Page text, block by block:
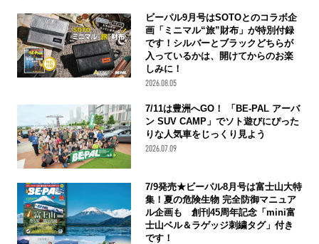
ビーパル9月号はSOTOとのコラボ企
画「ミニマル“旅”財布」が特別付録
です！シルバーとブラックどちらが
入っているかは、開けてからのお楽
しみに！
2026.08.05
7/11は豊洲へGO！ 「BE-PAL アーバ
ン SUV CAMP」でソト遊びにぴった
りな人気車をじっくり見よう
2026.07.09
7/9発売★ビーパル8月号は富士山大特
集！夏の危険生物 完全防御マニュア
ル企画も 創刊45周年記念「mini富
士山ベル＆ラゲッジ刺繍タグ」付き
です！